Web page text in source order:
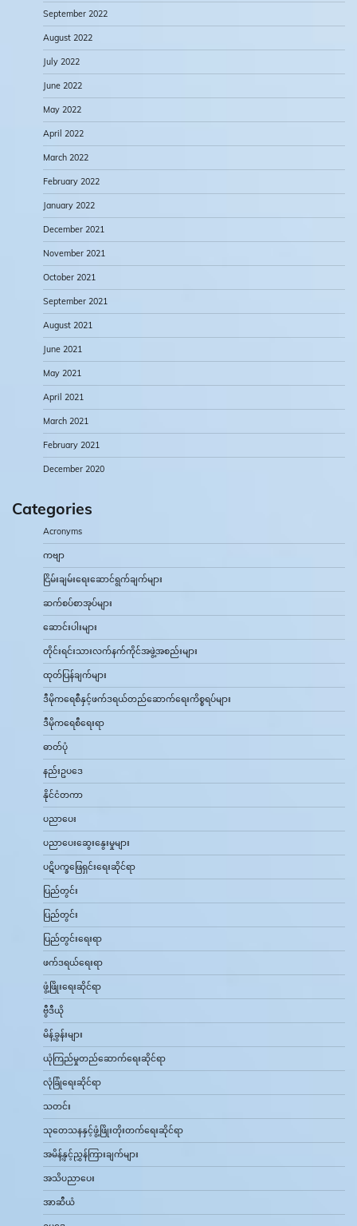
September 2022
August 2022
July 2022
June 2022
May 2022
April 2022
March 2022
February 2022
January 2022
December 2021
November 2021
October 2021
September 2021
August 2021
June 2021
May 2021
April 2021
March 2021
February 2021
December 2020
Categories
Acronyms
ကဗျာ
ငြိမ်းချမ်းရေးဆောင်ရွက်ချက်များ
ဆက်စပ်စာအုပ်များ
ဆောင်းပါးများ
တိုင်းရင်းသားလက်နက်ကိုင်အဖွဲ့အစည်းများ
ထုတ်ပြန်ချက်များ
ဒီမိုကရေစီနှင့်ဖက်ဒရယ်တည်ဆောက်‌ရေးကိစ္စရပ်များ
ဒီမိုကရေစီရေးရာ
ဓာတ်ပုံ
နည်းဥပဒေ
နိုင်ငံတကာ
ပညာပေး
ပညာပေးဆွေးနွေးမှုများ
ပဋိပက္ခဖြေရှင်းရေးဆိုင်ရာ
ပြည်တွင်း
ပြည်တွင်း
ပြည်တွင်းရေးရာ
ဖက်ဒရယ်ရေးရာ
ဖွံ့ဖြိုးရေးဆိုင်ရာ
ဗွီဒီယို
မိန့်ခွန်းများ
ယုံကြည်မှုတည်ဆောက်ရေးဆိုင်ရာ
လုံခြုံရေးဆိုင်ရာ
သတင်း
သုတေသနနှင့်ဖွံ့ဖြိုးတိုးတက်ရေးဆိုင်ရာ
အမိန့်နှင့်ညွှန်ကြားချက်များ
အသိပညာပေး
အာဆီယံ